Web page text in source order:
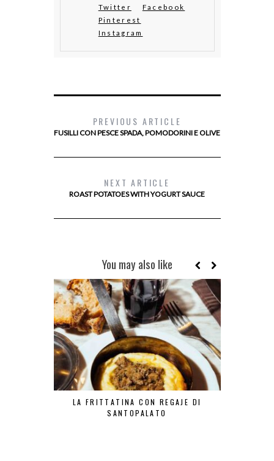
Twitter
Facebook
Pinterest
Instagram
PREVIOUS ARTICLE
FUSILLI CON PESCE SPADA, POMODORINI E OLIVE
NEXT ARTICLE
ROAST POTATOES WITH YOGURT SAUCE
You may also like
LA FRITTATINA CON REGAJE DI
SANTOPALATO